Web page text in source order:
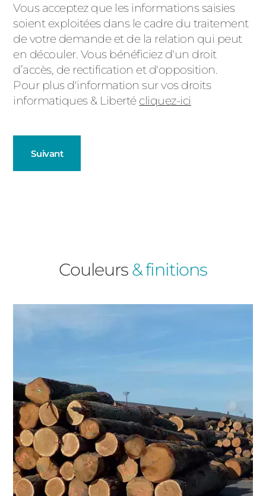
Message
d'état
Vous acceptez que les informations saisies
soient exploitées dans le cadre du traitement
de votre demande et de la relation qui peut
en découler. Vous bénéficiez d'un droit
d’accès, de rectification et d'opposition.
Pour plus d'information sur vos droits
informatiques & Liberté cliquez-ici
Suivant
Autre
Vos disponibilités
Couleurs & finitions